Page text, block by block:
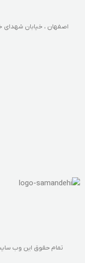
اصفهان ، خیابان شهدای
تمام حقوق این وب